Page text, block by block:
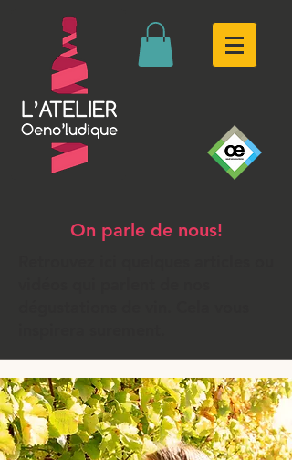
On parle de nous!